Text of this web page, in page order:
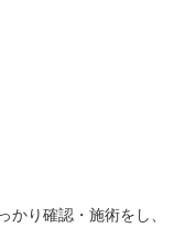
かり確認・施術をし、